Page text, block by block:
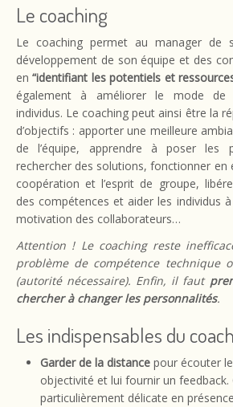
Le coaching
Le coaching permet au manager de
développement de son équipe et des
en“identifiant les potentiels et
également à améliorer le mode de
individus. Le coaching peut ainsi être la
d’objectifs : apporter une meilleure
de l’équipe, apprendre à poser les
rechercher des solutions, fonctionner en
coopération et l’esprit de groupe,
des compétences et aider les individus
motivation des collaborateurs…
Attention ! Le coaching reste
problème de compétence technique
(autorité nécessaire). Enfin, il faut
chercher à changer les personnalités.
Les indispensables du coach
Garder de la distance pour écouter
objectivité et lui fournir un
particulièrement délicate en présence